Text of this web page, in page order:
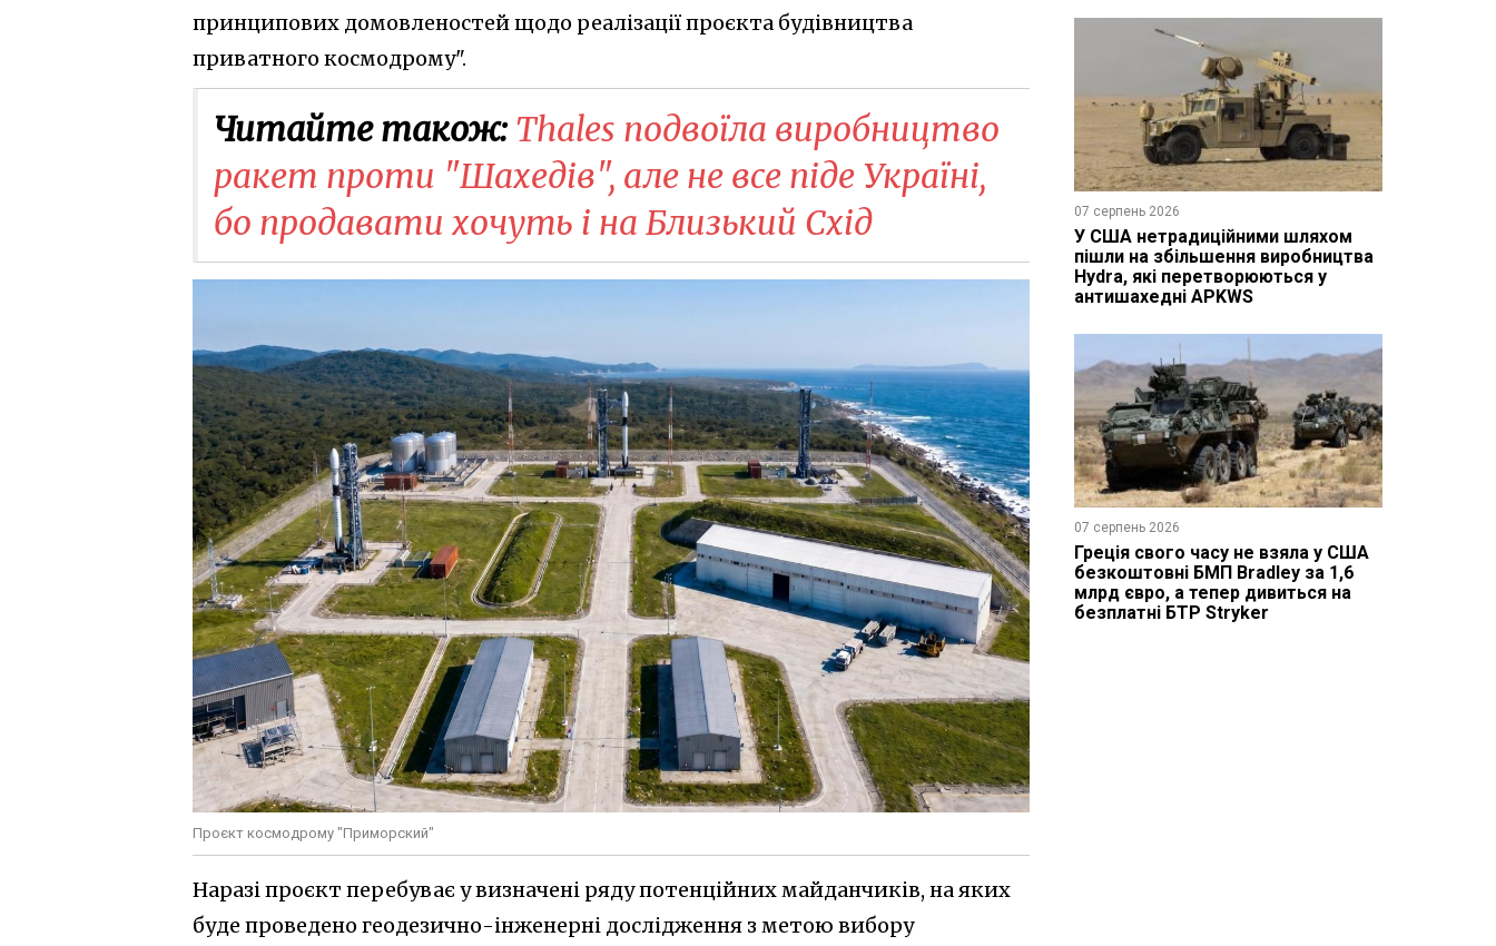
принципових домовленостей щодо реалізації проєкта будівництва
приватного космодрому".
Читайте також: Thales подвоїла виробництво
ракет проти "Шахедів", але не все піде Україні,
бо продавати хочуть і на Близький Схід
Проєкт космодрому "Приморский"
Наразі проєкт перебуває у визначені ряду потенційних майданчиків, на яких
буде проведено геодезично-інженерні дослідження з метою вибору
07 серпень 2026
У США нетрадиційними шляхом
пішли на збільшення виробництва
Hydra, які перетворюються у
антишахедні APKWS
07 серпень 2026
Греція свого часу не взяла у США
безкоштовні БМП Bradley за 1,6
млрд євро, а тепер дивиться на
безплатні БТР Stryker